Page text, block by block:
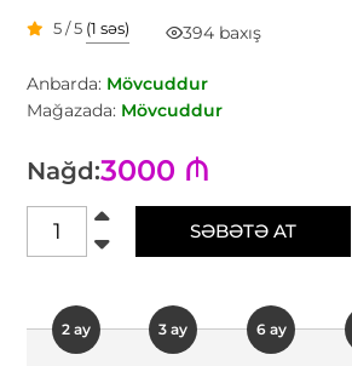
5 / 5 (1 səs) 394 baxış
Anbarda: Mövcuddur
Mağazada: Mövcuddur
Nağd:3000 ₼
SƏBƏTƏ AT
2 ay 3 ay 6 ay